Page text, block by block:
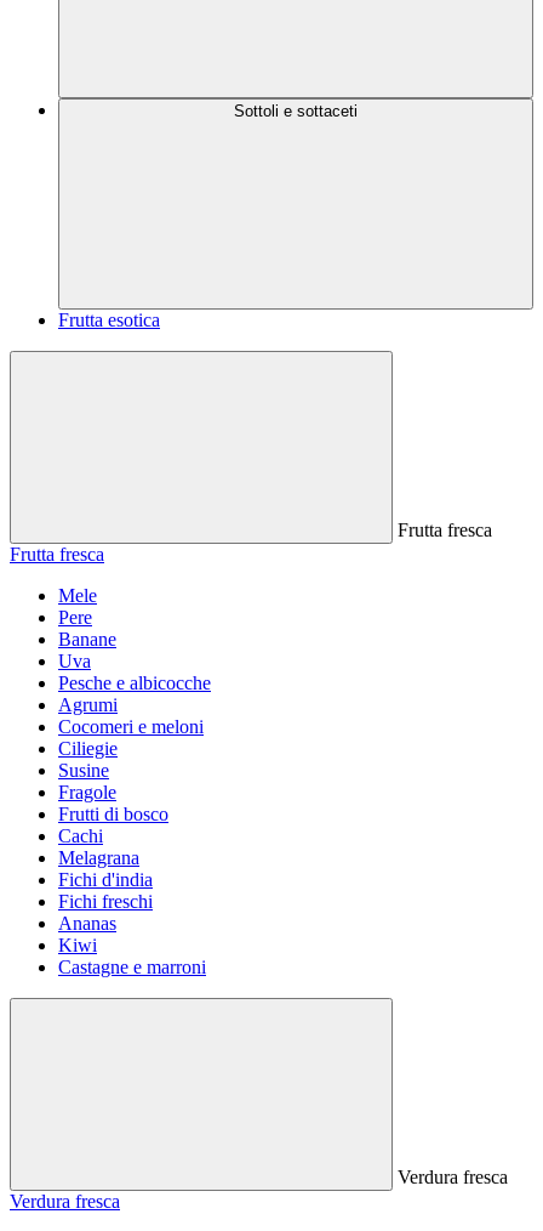
Sottoli e sottaceti
Frutta esotica
Frutta fresca
Frutta fresca
Mele
Pere
Banane
Uva
Pesche e albicocche
Agrumi
Cocomeri e meloni
Ciliegie
Susine
Fragole
Frutti di bosco
Cachi
Melagrana
Fichi d'india
Fichi freschi
Ananas
Kiwi
Castagne e marroni
Verdura fresca
Verdura fresca